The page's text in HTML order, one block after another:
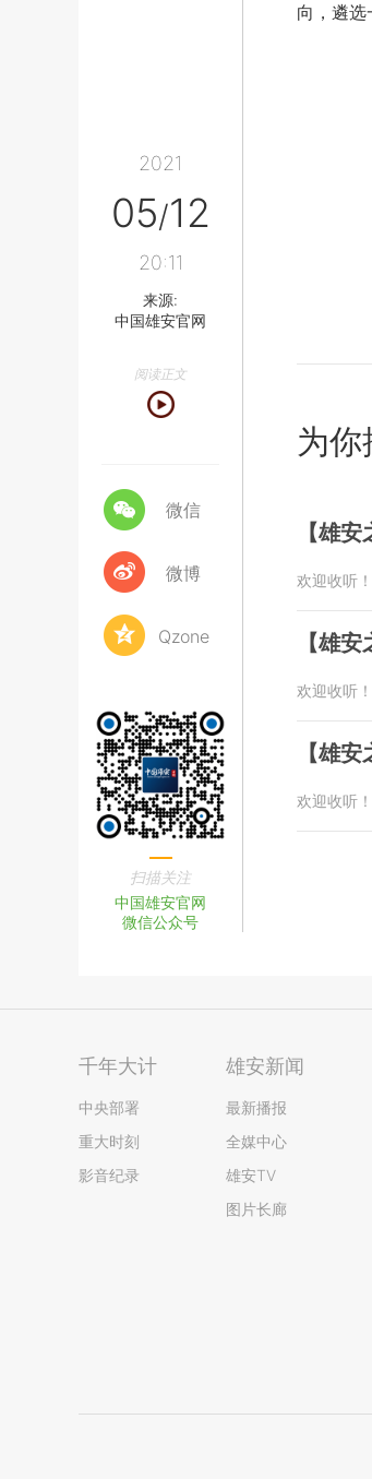
2021
05/12
20:11
来源:
中国雄安官网
阅读正文
微信
微博
Qzone
扫描关注
中国雄安官网
微信公众号
向，遴选
为你
【雄
欢迎收听！
【雄
欢迎收听！
【雄
欢迎收听！
千年大计
中央部署
重大时刻
影音纪录
雄安新闻
最新播报
全媒中心
雄安TV
图片长廊